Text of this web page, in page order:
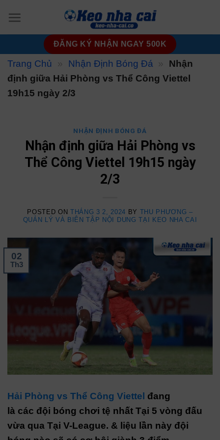
content
ĐĂNG KÝ NHẬN NGAY 500K
Trang Chủ Nhận Định Bóng Đá
Nhận
định giữa Hải Phòng vs Thể Công Viettel
19h15 ngày 2/3
NHẬN ĐỊNH BÓNG ĐÁ
Nhận định giữa Hải Phòng vs
Thể Công Viettel 19h15 ngày
2/3
POSTED ON THÁNG 3 2, 2024 BY THU PHƯƠNG –
QUẢN LÝ VÀ BIÊN TẬP NỘI DUNG TẠI KEO NHA CAI
02
Th3
Hải Phòng vs Thể Công Viettel đang
là các đội bóng chơi tệ nhất Tại 5 vòng đấu
vừa qua Tại V-League. & liệu lần này đội